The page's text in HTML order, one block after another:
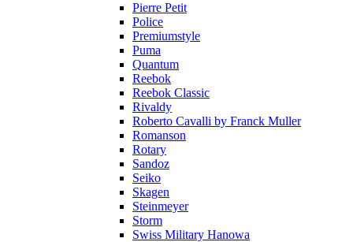
Pierre Petit
Police
Premiumstyle
Puma
Quantum
Reebok
Reebok Classic
Rivaldy
Roberto Cavalli by Franck Muller
Romanson
Rotary
Sandoz
Seiko
Skagen
Steinmeyer
Storm
Swiss Military Hanowa